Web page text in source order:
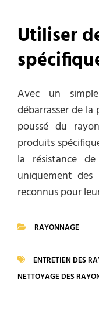
Utiliser
Avec un
débarrasser de
poussé du
produits
la résistance
uniquement
reconnus pour
RAYONNAGE
TAGS
ENTRETIEN DES
NETTOYAGE DES